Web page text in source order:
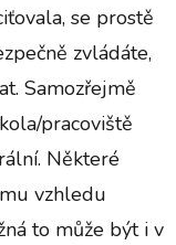
se prostě
zvládáte,
Samozřejmě
pracoviště
Některé
vzhledu
to může být i v